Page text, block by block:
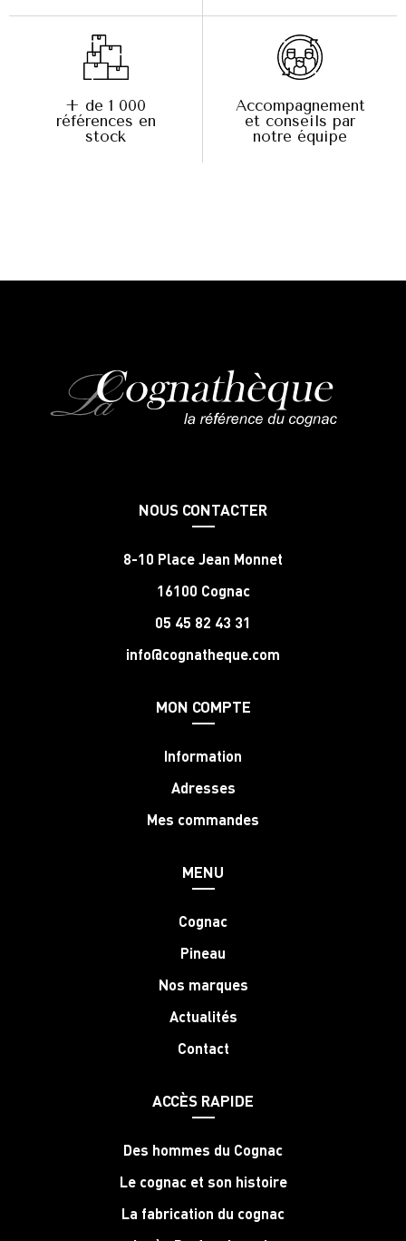
+ de 1 000
références en
stock
Accompagnement
et conseils par
notre équipe
NOUS CONTACTER
8-10 Place Jean Monnet
16100 Cognac
05 45 82 43 31
info@cognatheque.com
MON COMPTE
Information
Adresses
Mes commandes
MENU
Cognac
Pineau
Nos marques
Actualités
Contact
ACCÈS RAPIDE
Des hommes du Cognac
Le cognac et son histoire
La fabrication du cognac